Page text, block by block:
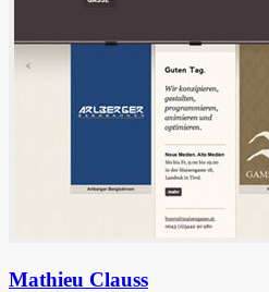
Mathieu Clauss